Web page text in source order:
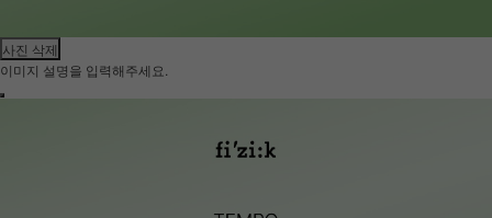
사진 삭제
이미지 설명을 입력해주세요.